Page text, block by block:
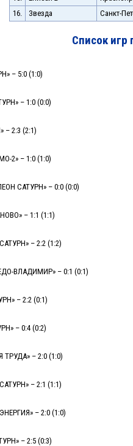
16.
Звезда Санкт-
Список игр
– 5:0 (1:0)
– 1:0 (0:0)
– 2:3 (2:1)
2» – 1:0 (1:0)
САТУРН» – 0:0 (0:0)
– 1:1 (1:1)
– 2:2 (1:2)
ВЛАДИМИР» – 0:1 (0:1)
– 2:2 (0:1)
– 0:4 (0:2)
– 2:0 (1:0)
– 2:1 (1:1)
– 2:0 (1:0)
– 2:5 (0:3)